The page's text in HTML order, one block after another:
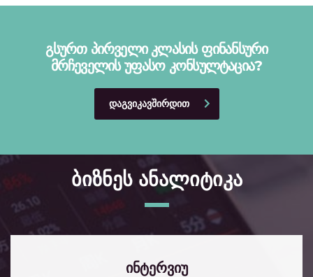
გსურთ პირველი კლასის ფინანსური
მრჩეველის უფასო კონსულტაცია?
ᲓᲐᲒᲕᲘᲙᲐᲕᲨᲘᲠᲓᲘᲗ
ბიზნეს ანალიტიკა
ინტერვიუ